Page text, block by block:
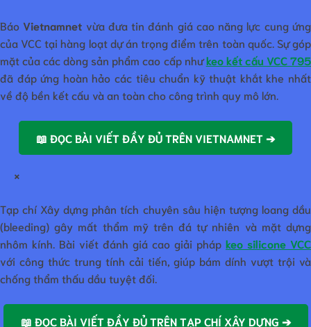
BáoVietnamnet vừa đưa tin đánh giá cao năng lực cung ứng
của VCC tại hàng loạt dự án trọng điểm trên toàn quốc. Sự góp
mặt của các dòng sản phẩm cao cấp nhưkeo kết cấu VCC 795
đã đáp ứng hoàn hảo các tiêu chuẩn kỹ thuật khắt khe nhất
về độ bền kết cấu và an toàn cho công trình quy mô lớn.
📖 ĐỌC BÀI VIẾT ĐẦY ĐỦ TRÊN VIETNAMNET ➔
×
Tạp chí Xây dựng phân tích chuyên sâu hiện tượng loang dầu
(bleeding) gây mất thẩm mỹ trên đá tự nhiên và mặt dựng
nhôm kính. Bài viết đánh giá cao giải pháp keo silicone VCC
với công thức trung tính cải tiến, giúp bám dính vượt trội và
chống thẩm thấu dầu tuyệt đối.
📖 ĐỌC BÀI VIẾT ĐẦY ĐỦ TRÊN TẠP CHÍ XÂY DỰNG ➔